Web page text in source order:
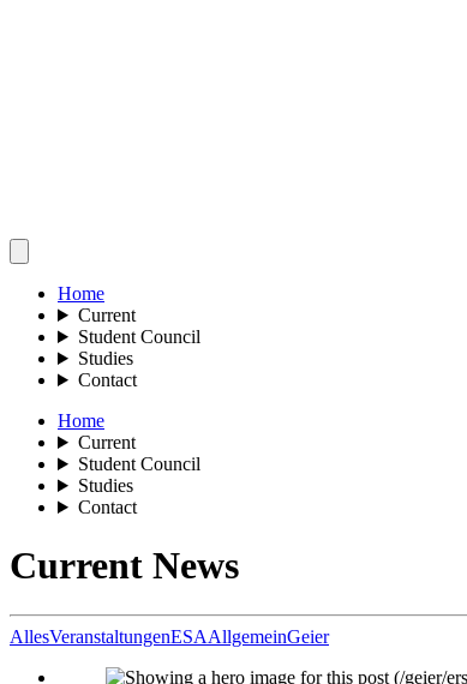
Home
Current
Student Council
Studies
Contact
Home
Current
Student Council
Studies
Contact
Current News
AllesVeranstaltungenESAAllgemeinGeier